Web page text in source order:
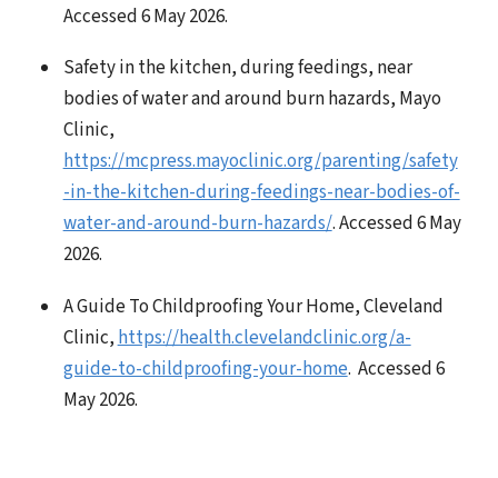
Accessed 6 May 2026.
Safety in the kitchen, during feedings, near
bodies of water and around burn hazards, Mayo
Clinic,
https://mcpress.mayoclinic.org/parenting/safety
-in-the-kitchen-during-feedings-near-bodies-of-
water-and-around-burn-hazards/. Accessed 6 May
2026.
A Guide To Childproofing Your Home, Cleveland
Clinic,https://health.clevelandclinic.org/a-
guide-to-childproofing-your-home. Accessed 6
May 2026.